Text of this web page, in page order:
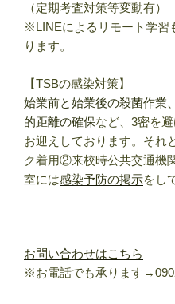
（定期考査対策等変動有）
※LINEによるリモート学習
ります。
【TSBの感染対策】
始業前と始業後の殺菌作業
的距離の確保など、3密を
お迎えしております。それ
ク着用②来校時公共交通機
室には感染予防の掲示をし
お問い合わせはこちら
※お電話でも承ります